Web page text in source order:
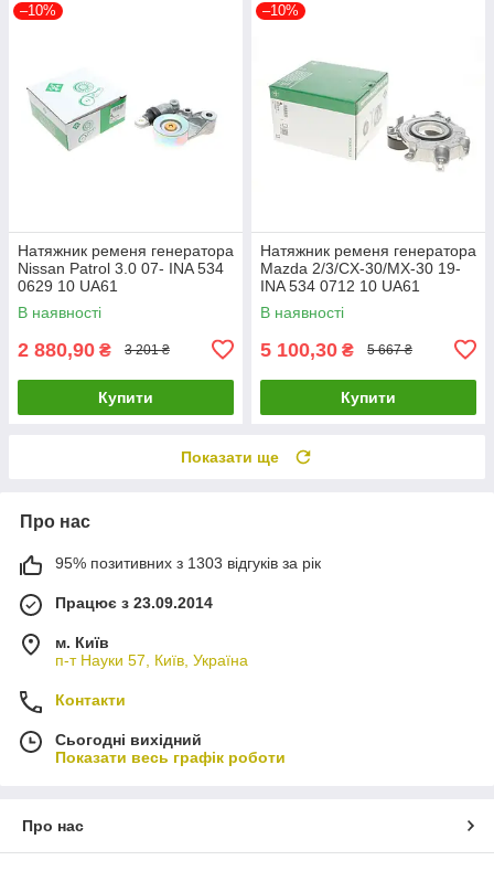
–10%
Натяжник ременя генератора
Nissan Patrol 3.0 07- INA 534
0629 10 UA61
В наявності
2 880,90 ₴ 3 201 ₴
Купити
–10%
Натяжник ременя генератора
Mazda 2/3/CX-30/MX-30 19-
INA 534 0712 10 UA61
В наявності
5 100,30 ₴ 5 667 ₴
Купити
Показати ще
Про нас
95% позитивних з 1303 відгуків за рік
Працює з 23.09.2014
м. Київ
п-т Науки 57, Київ, Україна
Контакти
Сьогодні вихідний
Показати весь графік роботи
Про нас